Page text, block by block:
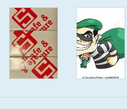
BOLD ELECTRONISCHE
CILINDERS OPEN JE SLOT MET
TELEFOON OF CLICKER WIFI
AFSTAND.